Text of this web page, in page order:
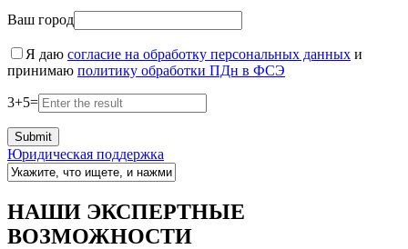
Ваш город
Я даю согласие на обработку персональных данных и
принимаю политику обработки ПДн в ФСЭ
3+5=
Юридическая поддержка
НАШИ ЭКСПЕРТНЫЕ
ВОЗМОЖНОСТИ